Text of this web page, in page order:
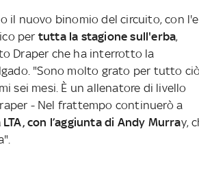
il nuovo binomio del circuito, con
per tutta la stagione sull'erba,
Draper che ha interrotto la
"Sono molto grato per tutto ciò
sei mesi. È un allenatore di livello
- Nel frattempo continuerò a
con l’aggiunta di Andy Murray,